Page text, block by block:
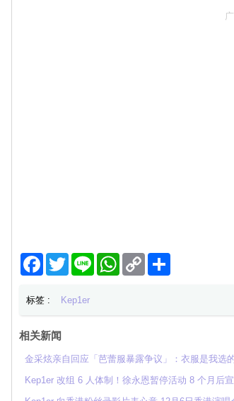
Facebook
TwitterLine WhatsApp
Copy
Link
分
标签 : Kep1er
相关新闻
金采炫亲自回应「芭蕾服暴露争议」：衣服是我选
Kep1er 改组 6 人体制！徐永恩暂停活动 8 个月后